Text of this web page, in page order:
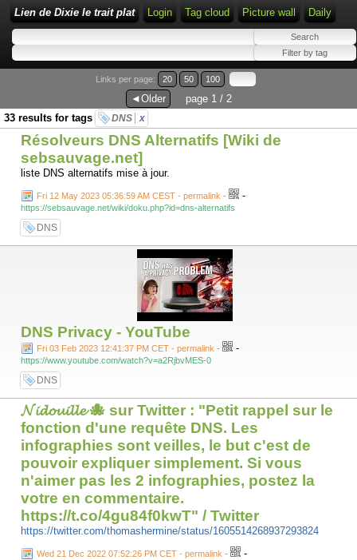
Lien de Dixie le trait plat Login Tag cloud Picture wall Daily
Links per page: 20 50 100
◄Older
page 1 / 2
33 results for tags
DNS x
Résolveurs DNS Alternatifs [Wiki de
sebsauvage.net]
liste DNS alternatifs mise à jour.
Fri 12 May 2023 05:36:59 AM CEST - permalink - -
https://sebsauvage.net/wiki/doku.php?id=dns-alternatifs
DNS
DNS Privacy - YouTube
Fri 03 Feb 2023 12:41:37 PM CET - permalink - -
https://www.youtube.com/watch?v=a2RjbvMES-0
DNS
𝓝𝓲𝓭𝓸𝓾𝓲𝓵𝓵𝓮 🐙 sur Twitter : "Petit rappel sur le
fonction d'une requête DNS. Les
infographies sont veilles, le but c'est de
pouvoir expliquer simplement. Si vous
n'aimer pas les 2 infographies, postez la
votre en commentaire.
https://t.co/4gu84f0kwT" / Twitter
https://twitter.com/thomashermine/status/1605514268937293824
Wed 21 Dec 2022 07:52:26 PM CET - permalink - -